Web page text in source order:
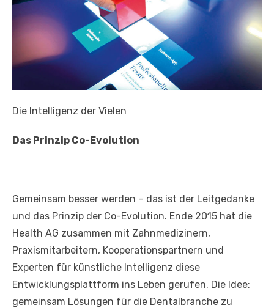
Die Intelligenz der Vielen
Das Prinzip Co-Evolution
Gemeinsam besser werden – das ist der Leitgedanke
und das Prinzip der Co-Evolution. Ende 2015 hat die
Health AG zusammen mit Zahnmedizinern,
Praxismitarbeitern, Kooperationspartnern und
Experten für künstliche Intelligenz diese
Entwicklungsplattform ins Leben gerufen. Die Idee:
gemeinsam Lösungen für die Dentalbranche zu